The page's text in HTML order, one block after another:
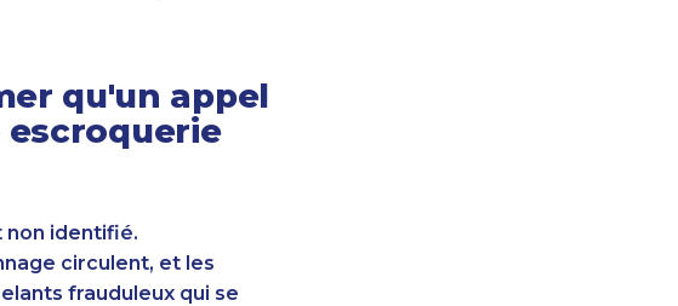
qu'un appel
escroquerie
identifié.
circulent, et les
frauduleux qui se